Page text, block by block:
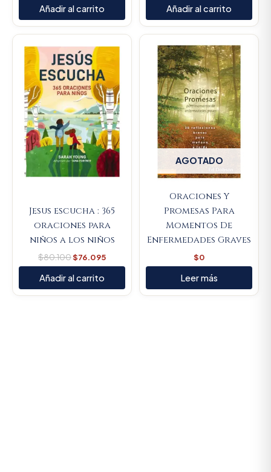
Añadir al carrito Añadir al carrito
Jesus escucha : 365
oraciones para
niños a los niños
$80.100
price
was:
$80.100.
$76.095
Current
price
is:
Añadir al carrito
AGOTADO
Oraciones Y
Promesas Para
Momentos De
Enfermedades Graves
$0
Leer más